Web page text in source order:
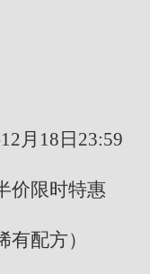
月18日23:59
价限时特惠
有配方）